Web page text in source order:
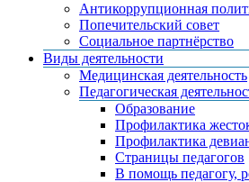
Антикоррупционная
Попечительский совет
Социальное партнёрство
Виды деятельности
Медицинская деятельность
Педагогическая
Образование
Профилактика
Профилактика
Страницы педагогов
В помощь педагогу,